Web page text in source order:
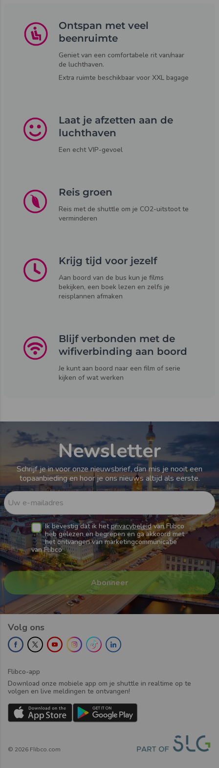
Ontspan met veel
beenruimte
Geniet van een comfortabele rit van/naar
de luchthaven.
Extra ruimte beschikbaar voor XXL bagage
Laat je afzetten aan de
luchthaven
Een echt VIP-gevoel
Reis groen
Reis met de shuttle om je CO2-uitstoot te
verminderen
Krijg tijd voor jezelf
Aan boord van de bus kun je films
bekijken, een boek lezen en zelfs je
reisplannen afmaken
Blijf verbonden met de
wifiverbinding aan boord
Je kunt aan boord naar een film of serie
kijken of wat werken
Newsletter
Schrijf je in voor onze nieuwsbrief, dan mis je nooit een
topaanbieding en hoor je ons nieuws altijd als eerste.
Uw e-mailadres
Ik bevestig dat ik hetprivacybeleidvan Flibco
heb gelezen en begrepen en ga akkoord met
het ontvangen van marketingcommunicatie
van Flibco
Volg ons
Flibco-app
Download onze mobiele app om je shuttle in realtime op te
volgen en live meldingen te ontvangen!
© 2026 Flibco.com